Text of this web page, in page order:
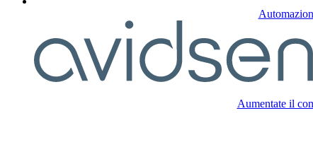
Aumentate il